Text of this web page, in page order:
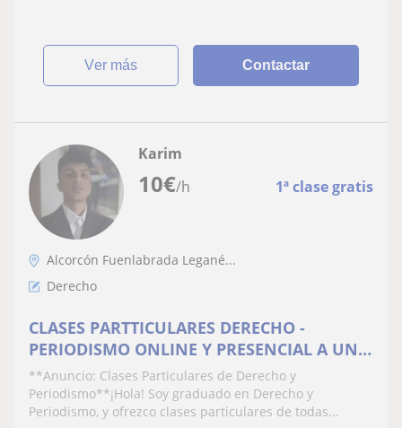
ver más Contactar
10€/h 1ª clase gratis
Karim
Alcorcón Fuenlabrada Legané...
Derecho
CLASES PARTTICULARES DERECHO -
PERIODISMO ONLINE Y PRESENCIAL A UN
PRECIO ECONÓMICO
**Anuncio: Clases Particulares de Derecho y
Periodismo**¡Hola! Soy graduado en Derecho y
Periodismo, y ofrezco clases particulares de todas...